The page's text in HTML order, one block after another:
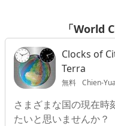
「World
Clocks of
Terra
無料 Chien-
さまざまな国の現在時
たいと思いませんか？